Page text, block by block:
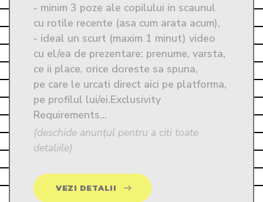
- minim 3 poze ale copilului in scaunul
cu rotile recente (asa cum arata acum),
- ideal un scurt (maxim 1 minut) video
cu el/ea de prezentare: prenume, varsta,
ce ii place, orice doreste sa spuna,
pe care le urcati direct aici pe platforma,
pe profilul lui/ei.Exclusivity
Requirements...
(deschide anunțul pentru a citi toate
detaliile)
VEZI DETALII